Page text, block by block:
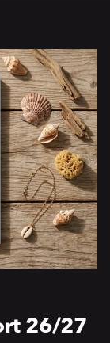
26/27